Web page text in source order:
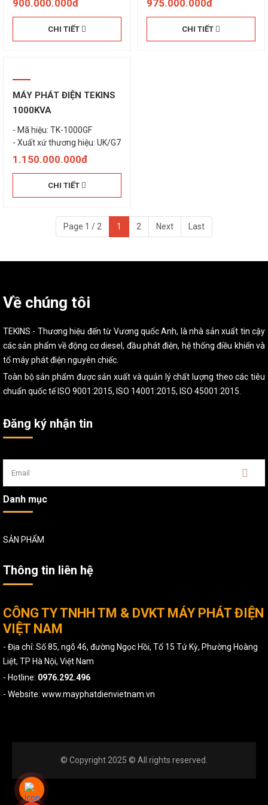
900.000.000đ
CHI TIẾT
975.000.000đ
CHI TIẾT
MÁY PHÁT ĐIỆN TEKINS
1000KVA
- Mã hiệu: TK-1000GF
- Xuất xứ thương hiệu: UK/G7
1.150.000.000đ
CHI TIẾT
Page 1 / 2 1 2 Next Last
Về chúng tôi
TEKINS - Thương hiệu đến từ Vương quốc Anh, là nhà sản xuất tin cậy
các sản phẩm về động cơ diesel, đầu phát điện, hệ thống điều khiển và
tổ máy phát điện nguyên chiếc.
Toàn bộ sản phẩm được sản xuất và quản lý chất lượng theo các tiêu
chuẩn quốc tế ISO 9001:2015, ISO 14001:2015, ISO 45001:2015.
Đăng ký nhận tin
Danh mục
SẢN PHẨM
Thông tin liên hệ
CÔNG TY TNHH TM & DVKT MÁY PHÁT ĐIỆN
VIỆT NAM
- Địa chỉ: Số 85, ngõ 46, đường Ngọc Hồi, Tổ 15 Tứ Kỳ, Phường Hoàng
Liệt, TP Hà Nội, Việt Nam
- Hotline: 0976.292.496
- Website: www.mayphatdienvietnam.vn
© Copyright 2025 © All rights reserved.